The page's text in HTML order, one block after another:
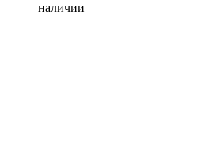
наличии